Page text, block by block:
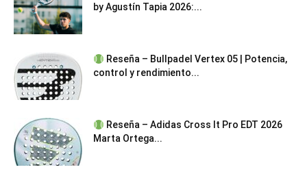
by Agustín Tapia 2026:...
Reseña – Bullpadel Vertex 05 | Potencia,
control y rendimiento...
Reseña – Adidas Cross It Pro EDT 2026
Marta Ortega...